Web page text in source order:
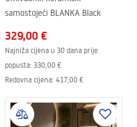
samostojeći BLANKA Black
329,00 €
Najniža cijena u 30 dana prije
popusta: 330,00 €
Redovna cijena: 417,00 €